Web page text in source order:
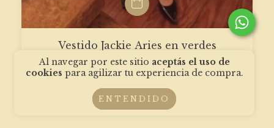
Al navegar por este sitio aceptás el uso de
cookies para agilizar tu experiencia de compra.
ENTENDIDO
Vestido Jackie Aries en verdes
$10356.65 USD